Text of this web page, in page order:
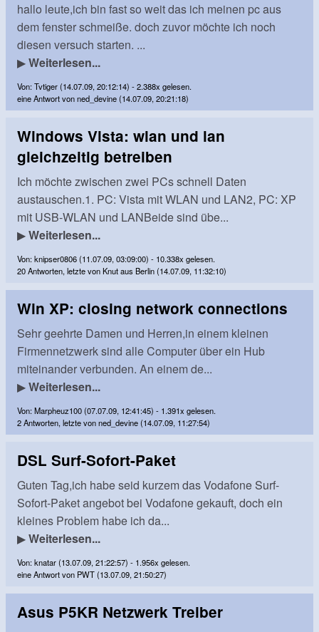
hallo leute,ich bin fast so weit das ich meinen pc aus
dem fenster schmeiße. doch zuvor möchte ich noch
diesen versuch starten. ...
▶Weiterlesen...
Von: Tvtiger (14.07.09, 20:12:14) - 2.388x gelesen.
eine Antwort von ned_devine (14.07.09, 20:21:18)
Windows Vista: wlan und lan
gleichzeitig betreiben
Ich möchte zwischen zwei PCs schnell Daten
austauschen.1. PC: Vista mit WLAN und LAN2, PC: XP
mit USB-WLAN und LANBeide sind übe...
▶Weiterlesen...
Von: knipser0806 (11.07.09, 03:09:00) - 10.338x gelesen.
20 Antworten, letzte von Knut aus Berlin (14.07.09, 11:32:10)
Win XP: closing network connections
Sehr geehrte Damen und Herren,in einem kleinen
Firmennetzwerk sind alle Computer über ein Hub
miteinander verbunden. An einem de...
▶Weiterlesen...
Von: Marpheuz100 (07.07.09, 12:41:45) - 1.391x gelesen.
2 Antworten, letzte von ned_devine (14.07.09, 11:27:54)
DSL Surf-Sofort-Paket
Guten Tag,ich habe seid kurzem das Vodafone Surf-
Sofort-Paket angebot bei Vodafone gekauft, doch ein
kleines Problem habe ich da...
▶Weiterlesen...
Von: knatar (13.07.09, 21:22:57) - 1.956x gelesen.
eine Antwort von PWT (13.07.09, 21:50:27)
Asus P5KR Netzwerk Treiber